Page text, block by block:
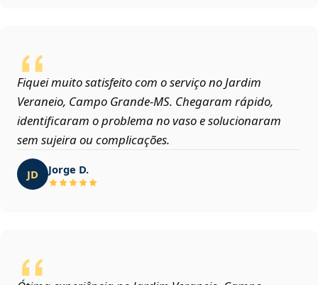
Fiquei muito satisfeito com o serviço no Jardim
Veraneio, Campo Grande‑MS. Chegaram rápido,
identificaram o problema no vaso e solucionaram
sem sujeira ou complicações.
JD Jorge D.